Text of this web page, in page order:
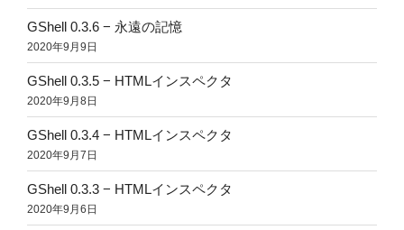
GShell 0.3.6 − 永遠の記憶
2020年9月9日
GShell 0.3.5 − HTMLインスペクタ
2020年9月8日
GShell 0.3.4 − HTMLインスペクタ
2020年9月7日
GShell 0.3.3 − HTMLインスペクタ
2020年9月6日